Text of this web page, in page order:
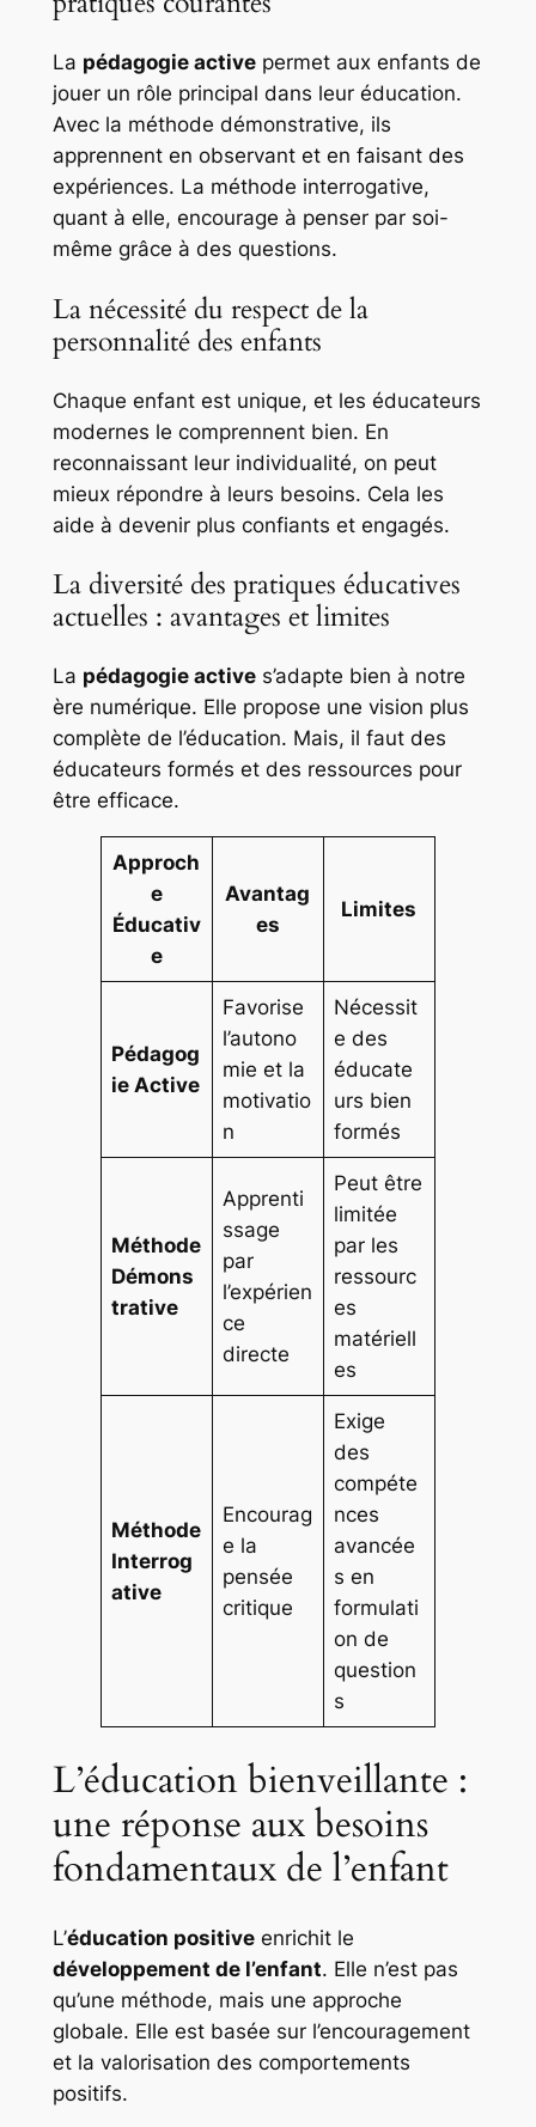
La pédagogie activepermet aux enfants de
jouer un rôle principal dans leur éducation.
Avec la méthode démonstrative, ils
apprennent en observant et en faisant des
expériences. La méthode interrogative,
quant à elle, encourage à penser par soi-
même grâce à des questions.
La nécessité du respect de la
personnalité des enfants
Chaque enfant est unique, et les éducateurs
modernes le comprennent bien. En
reconnaissant leur individualité, on peut
mieux répondre à leurs besoins. Cela les
aide à devenir plus confiants et engagés.
La diversité des pratiques éducatives
actuelles : avantages et limites
La pédagogie actives’adapte bien à notre
ère numérique. Elle propose une vision plus
complète de l’éducation. Mais, il faut des
éducateurs formés et des ressources pour
être efficace.
Approch
e
Éducativ
e
Avantag
es
Limites
Pédagog
ie Active
Favorise
l’autono
mie et la
motivatio
n
Nécessit
e des
éducate
urs bien
formés
Méthode
Démons
trative
Apprenti
ssage
par
l’expérien
ce
directe
Peut être
limitée
par les
ressourc
es
matériell
es
Méthode
Interrog
ative
Encourag
e la
pensée
critique
Exige
des
compéte
nces
avancée
s en
formulati
on de
question
s
L’éducation bienveillante :
une réponse aux besoins
fondamentaux de l’enfant
L’éducation positiveenrichit le
développement de l’enfant. Elle n’est pas
qu’une méthode, mais une approche
globale. Elle est basée sur l’encouragement
et la valorisation des comportements
positifs.